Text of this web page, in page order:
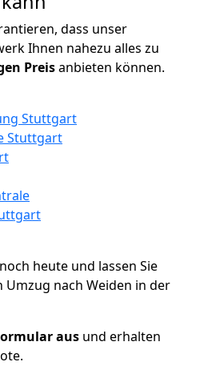
dass unser
Ihnen nahezu alles zu
Preisanbieten können.
Stuttgart
Stuttgart
heute und lassen Sie
nach Weiden in der
aus und erhalten